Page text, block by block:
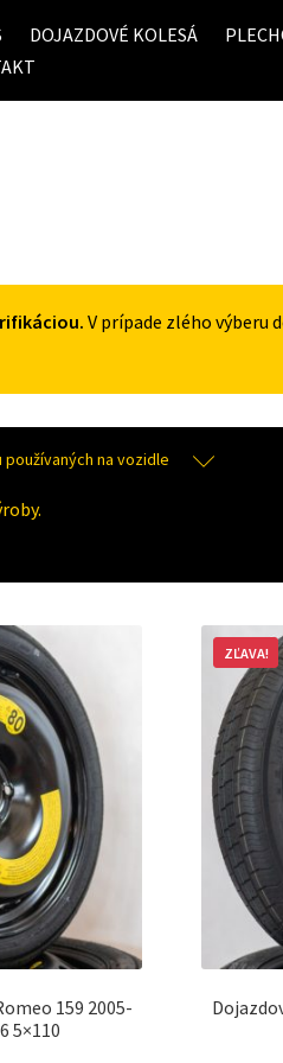
DOJAZDOVÉ KOLESÁ
V prípade zlého výberu
používaných na vozidle
159 2005-
5×110
ZĽAVA!